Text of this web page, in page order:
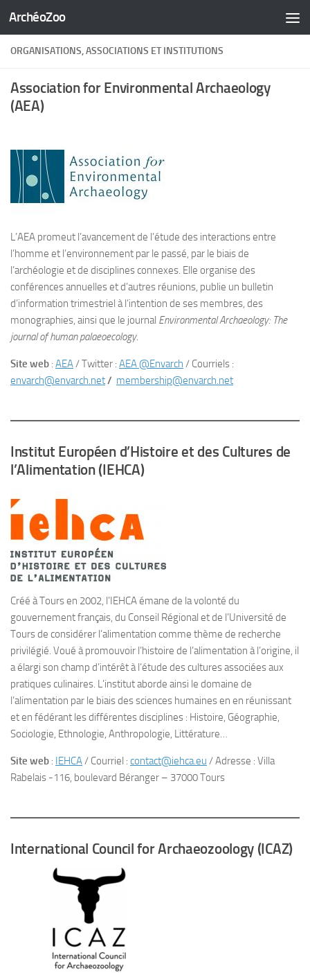
Skip to content
ArchéoZoo
ORGANISATIONS, ASSOCIATIONS ET INSTITUTIONS
Association for Environmental Archaeology
(AEA)
L’AEA promeut l’avancement de l’étude des interactions entre
l’homme et l’environnement par le passé, par le biais de
l’archéologie et de disciplines connexes. Elle organise des
conférences annuelles et d’autres réunions, publie un bulletin
d’information trimestriel à l’intention de ses membres, des
monographies, ainsi que le journal Environmental Archaeology: The
journal of human palaeoecology.
Site web : AEA/ Twitter : AEA @Envarch / Courriels :
envarch@envarch.net/ membership@envarch.net
Institut Européen d’Histoire et des Cultures de
l’Alimentation (IEHCA)
Créé à Tours en 2002, l’IEHCA émane de la volonté du
gouvernement français, du Conseil Régional et de l’Université de
Tours de considérer l’alimentation comme thème de recherche
privilégié. Voué à promouvoir l’histoire de l’alimentation à l’origine, il
a élargi son champ d’intérêt à l’étude des cultures associées aux
pratiques culinaires. L’institut aborde ainsi le domaine de
l’alimentation par le biais des sciences humaines en en réunissant
et en fédérant les différentes disciplines : Histoire, Géographie,
Sociologie, Ethnologie, Anthropologie, Littérature…
Site web : IEHCA/ Courriel : contact@iehca.eu / Adresse : Villa
Rabelais -116, boulevard Béranger – 37000 Tours
International Council for Archaeozoology (ICAZ)